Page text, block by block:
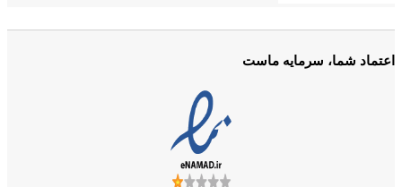
اعتماد شما، سرمایه ماست